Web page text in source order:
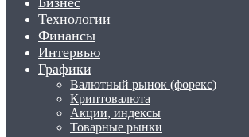
Технологии
Финансы
Интервью
Графики
Валютный рынок (форекс)
Криптовалюта
Акции, индексы
Товарные рынки